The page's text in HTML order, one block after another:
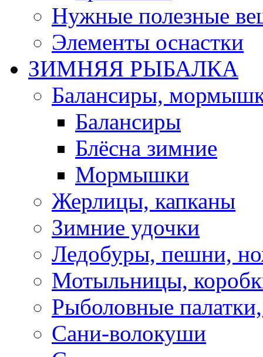
Нужные полезные
Элементы оснастки
ЗИМНЯЯ РЫБАЛКА
Балансиры,
Балансиры
Блёсна зимние
Мормышки
Жерлицы, капканы
Зимние удочки
Ледобуры, пешни,
Мотыльницы,
Рыболовные
Сани-волокуши